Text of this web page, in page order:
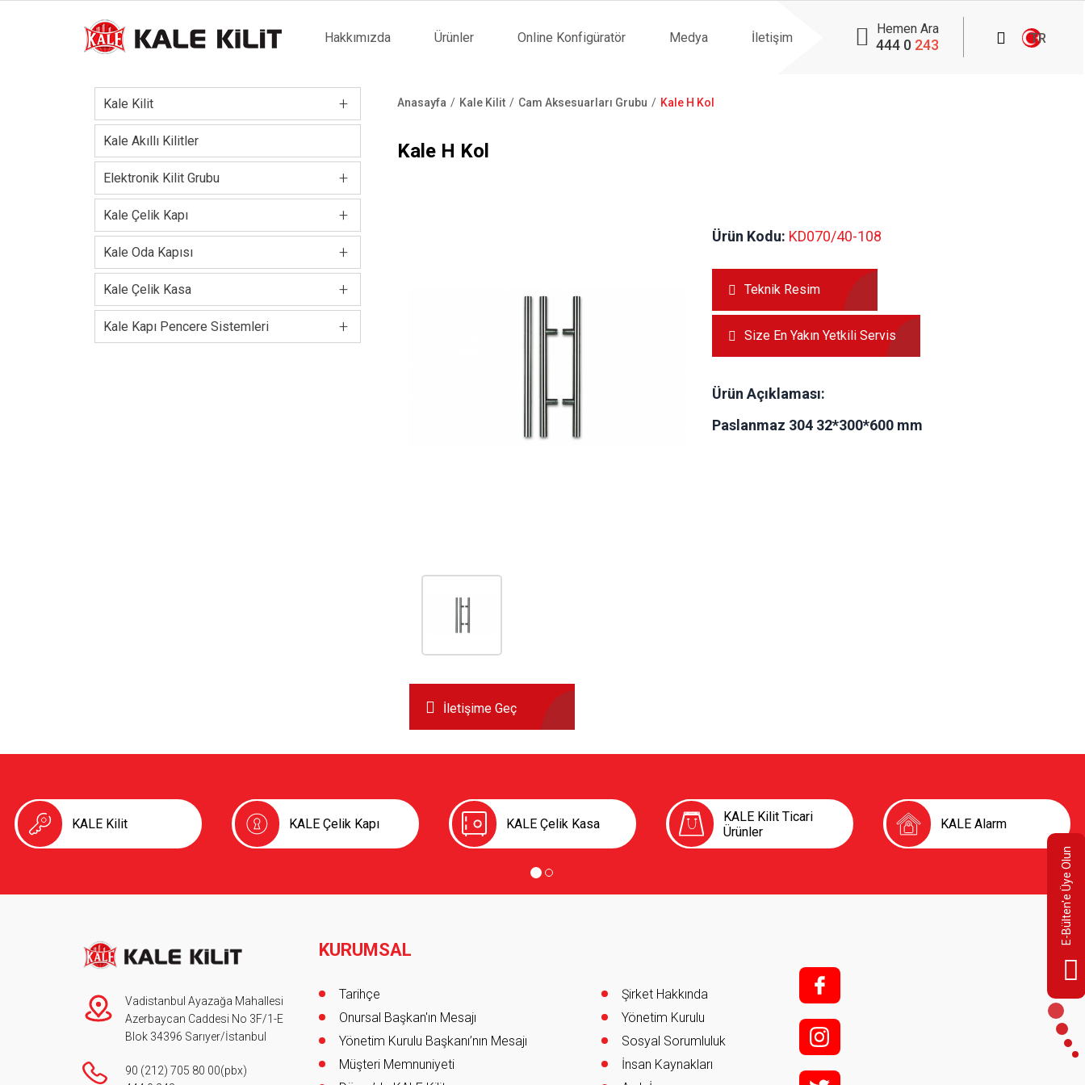
Main
Hakkımızda Ürünler Online Konfigüratör Medya İletişim
Hemen Ara
444 0 243 TR
+
Kale Kilit
Kale Akıllı Kilitler
+
Elektronik Kilit Grubu
+
Kale Çelik Kapı
+
Kale Oda Kapısı
+
Kale Çelik Kasa
+
Kale Kapı Pencere Sistemleri
yolu
Anasayfa Kale Kilit Cam Aksesuarları Grubu Kale H Kol
Kale H Kol
E-Bülten'e Üye Olun
İletişime Geç
Ürün Kodu: KD070/40-108
Teknik Resim
Size En Yakın Yetkili Servis
Ürün Açıklaması:
Paslanmaz 304 32*300*600 mm
KALE Kilit KALE Çelik Kapı KALE Çelik Kasa
KALE Kilit Ticari
Ürünler
KALE Alarm
Vadistanbul Ayazağa Mahallesi
Azerbaycan Caddesi No 3F/1-E
Blok 34396 Sarıyer/İstanbul
90 (212) 705 80 00(pbx)
Footer
KURUMSAL
Tarihçe
Onursal Başkan'ın Mesajı
Yönetim Kurulu Başkanı’nın Mesajı
Müşteri Memnuniyeti
Şirket Hakkında
Yönetim Kurulu
Sosyal Sorumluluk
İnsan Kaynakları
f;
i;